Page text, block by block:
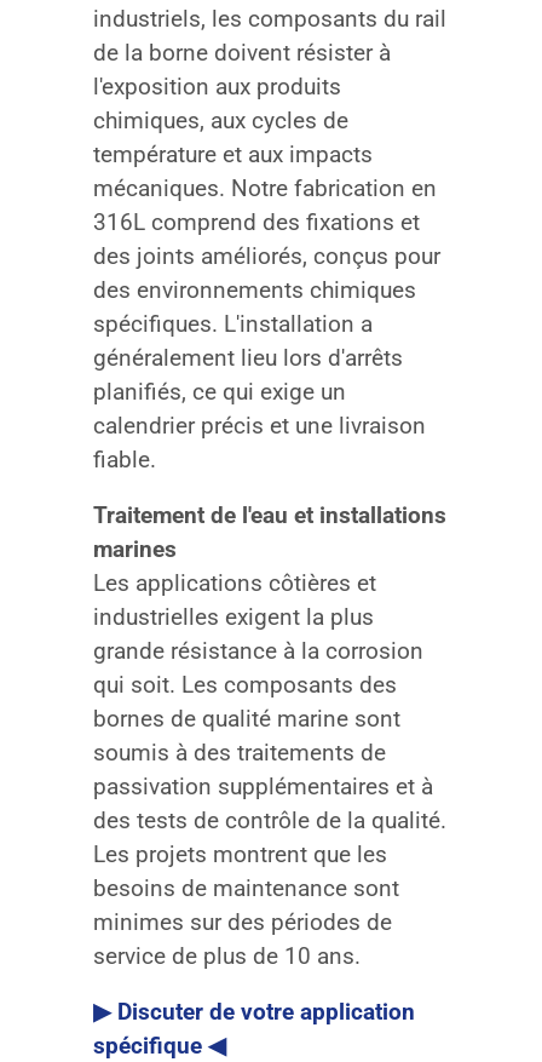
industriels, les composants du rail
de la borne doivent résister à
l'exposition aux produits
chimiques, aux cycles de
température et aux impacts
mécaniques. Notre fabrication en
316L comprend des fixations et
des joints améliorés, conçus pour
des environnements chimiques
spécifiques. L'installation a
généralement lieu lors d'arrêts
planifiés, ce qui exige un
calendrier précis et une livraison
fiable.
Traitement de l'eau et installations
marines
Les applications côtières et
industrielles exigent la plus
grande résistance à la corrosion
qui soit. Les composants des
bornes de qualité marine sont
soumis à des traitements de
passivation supplémentaires et à
des tests de contrôle de la qualité.
Les projets montrent que les
besoins de maintenance sont
minimes sur des périodes de
service de plus de 10 ans.
▶ Discuter de votre application
spécifique ◀